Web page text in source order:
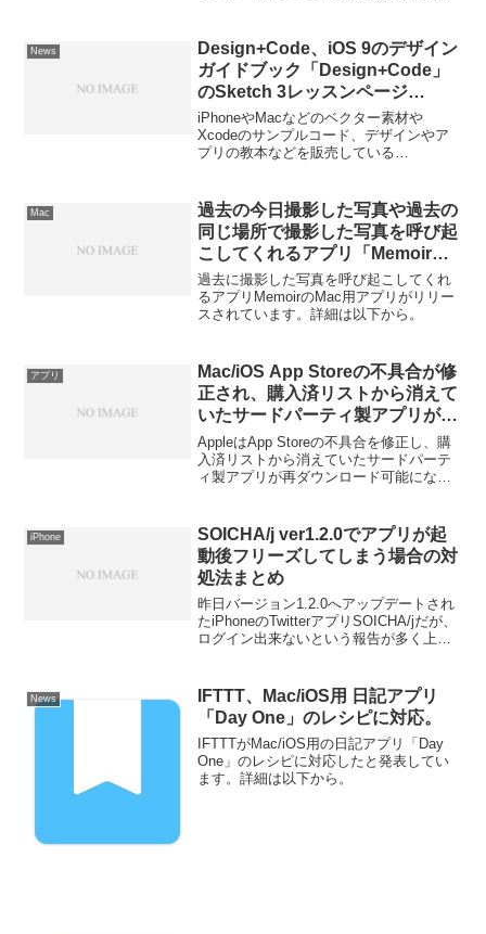
News
Design+Code、iOS 9のデザイン
ガイドブック「Design+Code」
のSketch 3レッスンページ
「Mastering Sketch 3」を無償で
公開。
iPhoneやMacなどのベクター素材や
Xcodeのサンプルコード、デザインやア
プリの教本などを販売している
ック「Design+Code」内のSketch 3用レ
ッスンページを無料で公開しています 。
Mac
過去の今日撮影した写真や過去の
同じ場所で撮影した写真を呼び起
こしてくれるアプリ「Memoir」
のMac用クライアントがリリー
ス。
過去に撮影した写真を呼び起こしてくれ
るアプリMemoirのMac用アプリがリリー
スされています。詳細は以下から。
アプリ
Mac/iOS App Storeの不具合が修
正され、購入済リストから消えて
いたサードパーティ製アプリが再
ダウンロード可能に。
AppleはApp Storeの不具合を修正し、購
入済リストから消えていたサードパーテ
ィ製アプリが再ダウンロード可能になっ
iPhone
SOICHA/j ver1.2.0でアプリが起
動後フリーズしてしまう場合の対
処法まとめ
昨日バージョン1.2.0へアップデートされ
たiPhoneのTwitterアプリSOICHA/jだが、
ログイン出来ないという報告が多く上が
う一度インストールし直して見て欲しい
という対処法をすすめている。詳細は以
下から。
News
IFTTT、Mac/iOS用 日記アプリ
「Day One」のレシピに対応。
IFTTTがMac/iOS用の日記アプリ「Day
One」のレシピに対応したと発表してい
ます。詳細は以下から。